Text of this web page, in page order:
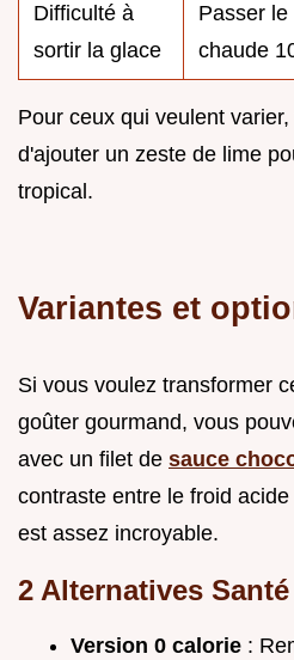
Difficulté à
sortir la glace
Passer le
chaude
Pour ceux qui veulent
d'ajouter un zeste de lime
tropical.
Variantes et
Si vous voulez transformer
goûter gourmand, vous
avec un filet de sauce
contraste entre le froid
est assez incroyable.
2 Alternatives Santé
Version 0 calorie :